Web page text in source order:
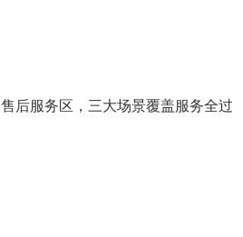
后服务区，三大场景覆盖服务全过